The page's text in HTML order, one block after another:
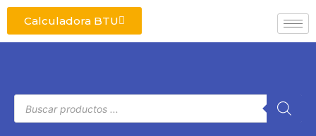
Calculadora BTU